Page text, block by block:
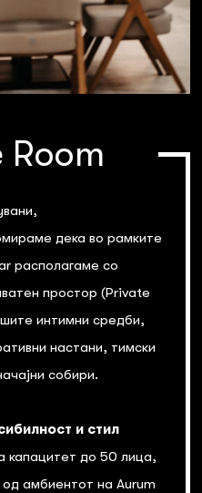
Room
дека во рамките
располагаме со
простор (Private
интимни средби,
настани, тимски
собири.
и стил
капацитет до 50 лица,
амбиентот на Aurum